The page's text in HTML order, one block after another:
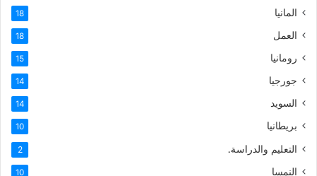
المانيا 18
العمل 18
رومانيا 15
جورجيا 14
السويد 14
بريطانيا 10
التعليم والدراسة. 2
النمسا 10